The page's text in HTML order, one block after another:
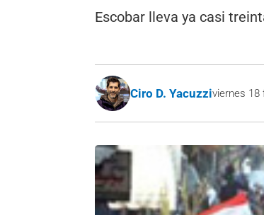
Escobar lleva ya casi
Ciro D. Yacuzziviernes 18